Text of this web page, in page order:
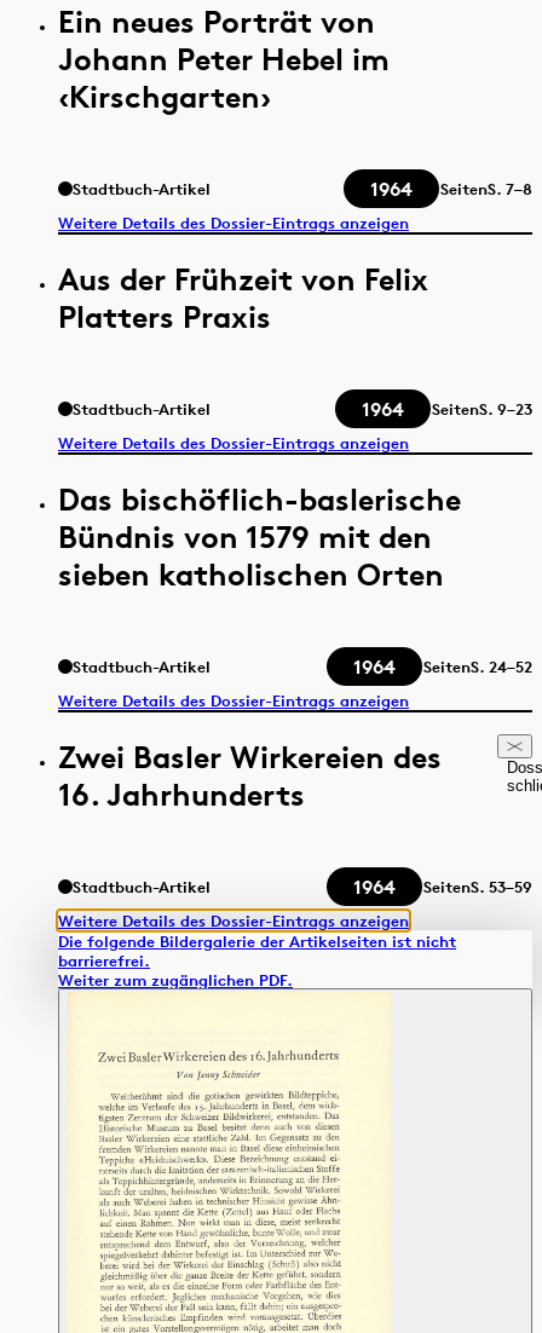
Ein neues Porträt von
Johann Peter Hebel im
‹Kirschgarten›
Stadtbuch-Artikel 1964 SeitenS. 7–8
Weitere Details des Dossier-Eintrags anzeigen
Aus der Frühzeit von Felix
Platters Praxis
Stadtbuch-Artikel 1964 SeitenS. 9–23
Weitere Details des Dossier-Eintrags anzeigen
Das bischöflich-baslerische
Bündnis von 1579 mit den
sieben katholischen Orten
Stadtbuch-Artikel 1964 SeitenS. 24–52
Weitere Details des Dossier-Eintrags anzeigen
Zwei Basler Wirkereien des
16. Jahrhunderts
Stadtbuch-Artikel 1964 SeitenS. 53–59
Weitere Details des Dossier-Eintrags anzeigen
Die folgende Bildergalerie der Artikelseiten ist nicht
barrierefrei.
Weiter zum zugänglichen PDF.